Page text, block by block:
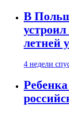
В
летней
4 недели